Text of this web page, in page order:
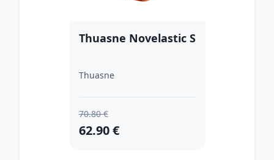
Thuasne Novelastic S
Thuasne
70.80 €
62.90 €